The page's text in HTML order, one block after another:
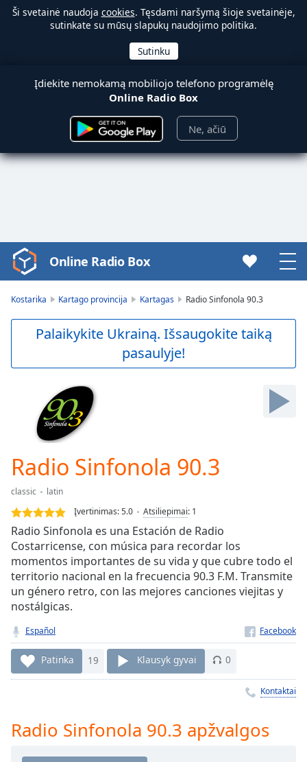
Ši svetainė naudoja cookies. Tęsdami naršymą šioje svetainėje,
sutinkate su mūsų slapukų naudojimo politika.
Įdiekite nemokamą mobiliojo telefono programėlę
Online Radio Box
Ne, ačiū
Video
Player
Skip
Current
Loaded :
0.00%
Stream
TypeLIVE
Seek to
currently
behind
LIVE
Remaining
Time-
1x
Chapters
Chapters
Online Radio Box
Kostarika Kartago provincija Kartagas Radio Sinfonola 90.3
Palaikykite Ukrainą. Išsaugokite taiką
pasaulyje!
Radio Sinfonola 90.3
classic
latin
Įvertinimas:5.0 Atsiliepimai: 1
Radio Sinfonola es una Estación de Radio
Costarricense, con música para recordar los
momentos importantes de su vida y que cubre todo el
territorio nacional en la frecuencia 90.3 F.M. Transmite
un género retro, con las mejores canciones viejitas y
nostálgicas.
Español
Patinka 19 Klausyk gyvai 0
Kontaktai
Radio Sinfonola 90.3 apžvalgos